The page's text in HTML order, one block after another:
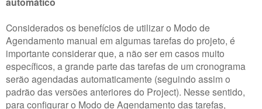
Considerados os benefícios de utilizar o Modo de
Agendamento manual em algumas tarefas do projeto, é
importante considerar que, a não ser em casos muito
específicos, a grande parte das tarefas de um cronograma
serão agendadas automaticamente (seguindo assim o
padrão das versões anteriores do Project). Nesse sentido,
para configurar o Modo de Agendamento das tarefas,